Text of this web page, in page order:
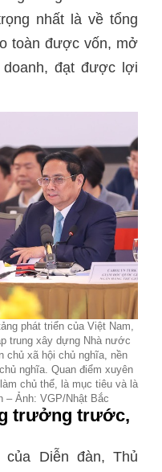
nhất là về tổng
toàn được vốn, mở
đạt được lợi
phát triển của Việt Nam,
trung xây dựng Nhà nước
chủ xã hội chủ nghĩa, nền
nghĩa. Quan điểm xuyên
chủ thể, là mục tiêu và là
– Ảnh: VGP/Nhật Bắc
trưởng trước,
Diễn đàn, Thủ